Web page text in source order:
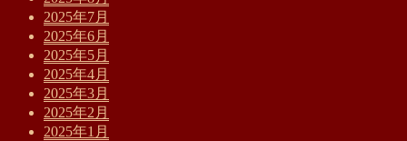
2025年7月
2025年6月
2025年5月
2025年4月
2025年3月
2025年2月
2025年1月